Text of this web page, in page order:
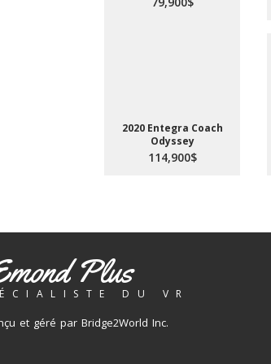
2020 Entegra Coach
Odyssey
114,900$
Plus
DU VR
et géré par Bridge2World Inc.